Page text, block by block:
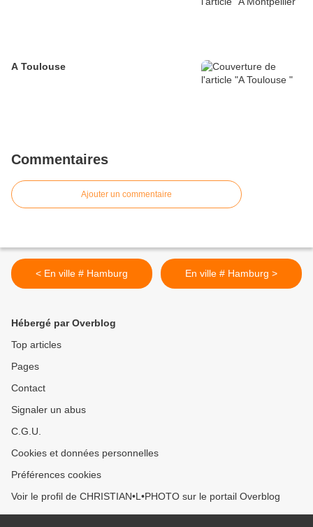
A Toulouse
Commentaires
Ajouter un commentaire
< En ville # Hamburg En ville # Hamburg >
Hébergé par Overblog
Top articles
Pages
Contact
Signaler un abus
C.G.U.
Cookies et données personnelles
Préférences cookies
Voir le profil de CHRISTIAN•L•PHOTO sur le portail Overblog